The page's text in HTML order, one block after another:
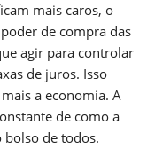
mais caros, o
de compra das
agir para controlar
de juros. Isso
a economia. A
de como a
de todos.